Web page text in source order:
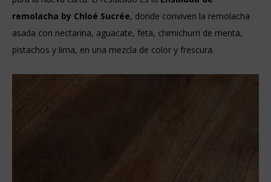
remolacha by Chloé Sucrée, donde conviven la remolacha
asada con nectarina, aguacate, feta, chimichurri de menta,
pistachos y lima, en una mezcla de color y frescura.